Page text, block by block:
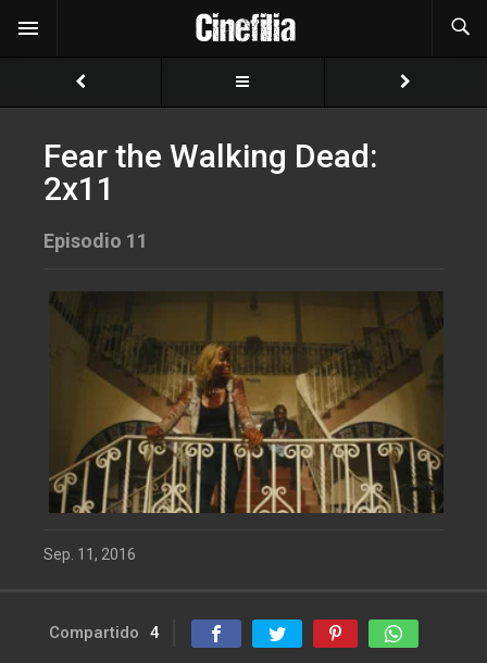
Fear the Walking Dead:
2x11
Episodio 11
Sep. 11, 2016
Compartido 4